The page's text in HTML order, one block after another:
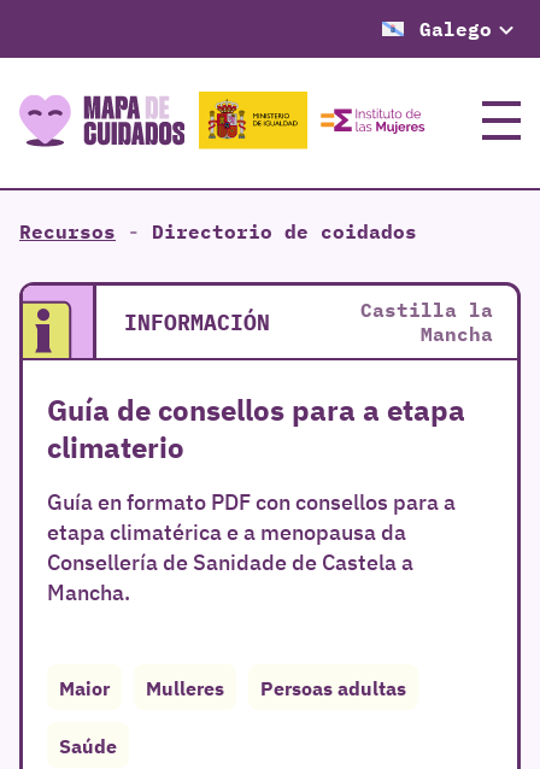
Galego
Menú
Recursos - Directorio de coidados
INFORMACIÓN
Castilla la
Mancha
Guía de consellos para a etapa
climaterio
Guía en formato PDF con consellos para a
etapa climatérica e a menopausa da
Consellería de Sanidade de Castela a
Mancha.
Maior Mulleres Persoas adultas
Saúde